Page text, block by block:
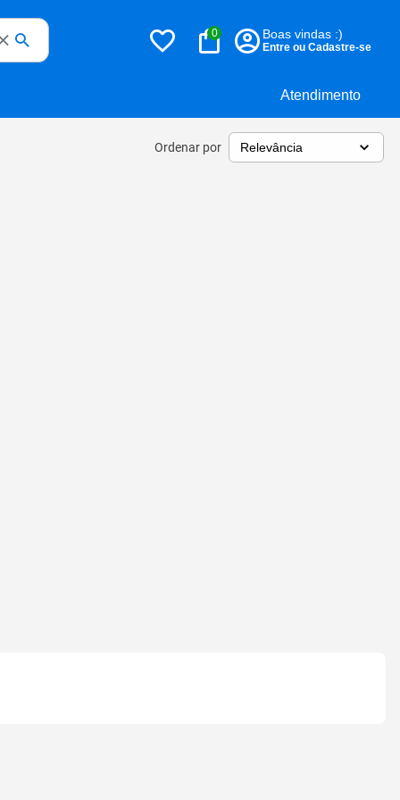
Atendimento
0 Boas vindas :)
Entre ou Cadastre-se
Ordenar por